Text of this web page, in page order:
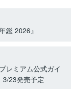
鑑 2026』
レミアム公式ガイ
3/23発売予定